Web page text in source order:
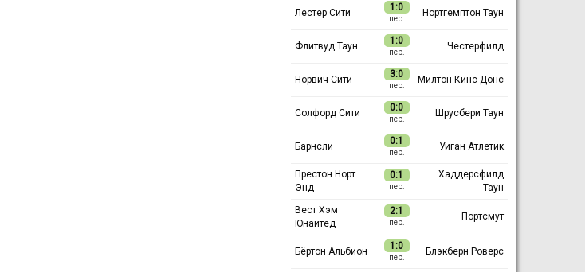
Лестер Сити 1:0
пер.
Нортгемптон Таун
Флитвуд Таун 1:0
пер.
Честерфилд
Норвич Сити 3:0
пер.
Милтон-Кинс Донс
Солфорд Сити 0:0
пер.
Шрусбери Таун
Барнсли 0:1
пер.
Уиган Атлетик
Престон Норт
Энд
0:1
пер.
Хаддерсфилд
Таун
Вест Хэм
Юнайтед
2:1
пер.
Портсмут
Бёртон Альбион 1:0
пер.
Блэкберн Роверс